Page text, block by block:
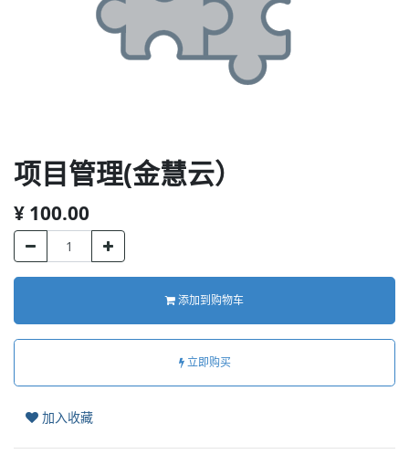
项目管理(金慧云）
¥ 100.00
添加到购物车
立即购买
加入收藏